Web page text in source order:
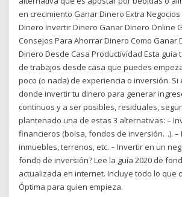
en crecimiento Ganar Dinero Extra
Dinero Invertir Dinero Ganar Dinero Online
Consejos Para Ahorrar Dinero Como Ganar
Dinero Desde Casa Productividad Esta guía
de trabajos desde casa que puedes
poco (o nada) de experiencia o inversión.
donde invertir tu dinero para generar
continuos y a ser posibles, residuales,
plantenado una de estas 3 alternativas: –
financieros (bolsa, fondos de inversión…). –
inmuebles, terrenos, etc. – Invertir en un
fondo de inversión? Lee la guía 2020 de
actualizada en internet. Incluye todo lo que
Óptima para quien empieza.